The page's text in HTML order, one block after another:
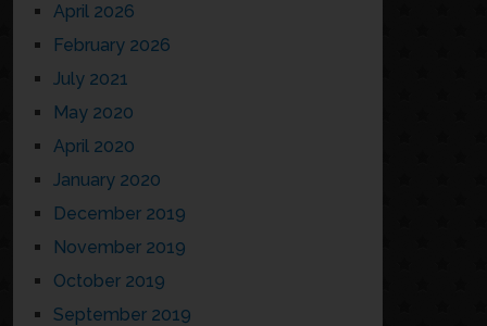
April 2026
February 2026
July 2021
May 2020
April 2020
January 2020
December 2019
November 2019
October 2019
September 2019